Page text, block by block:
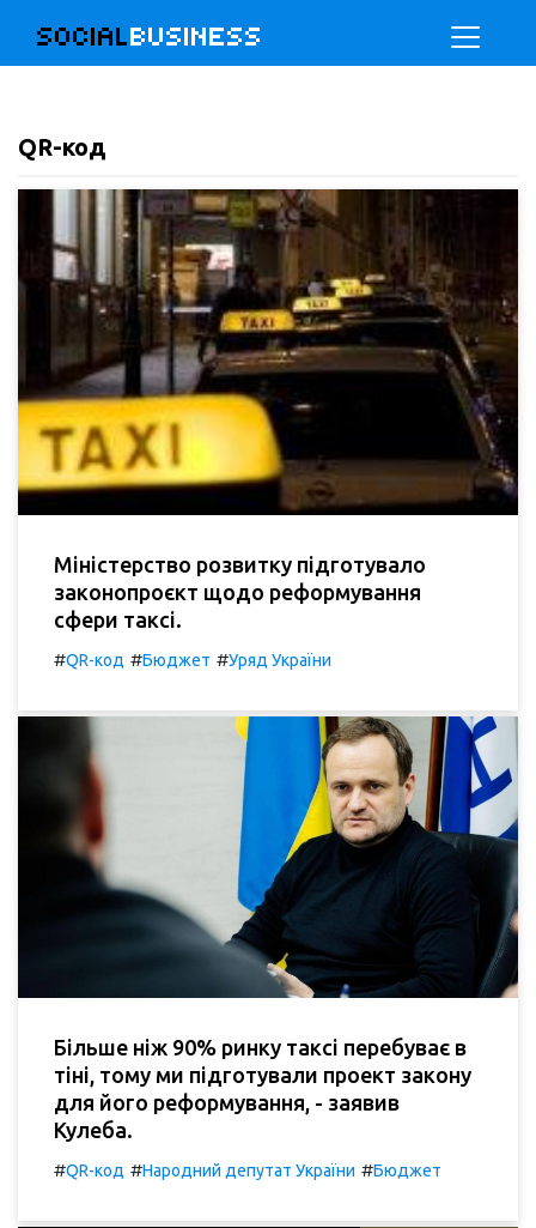
SOCIALBUSINESS
QR-код
Міністерство розвитку підготувало
законопроєкт щодо реформування
сфери таксі.
#QR-код #Бюджет #Уряд України
Більше ніж 90% ринку таксі перебуває в
тіні, тому ми підготували проект закону
для його реформування, - заявив
Кулеба.
#QR-код #Народний депутат України #Бюджет